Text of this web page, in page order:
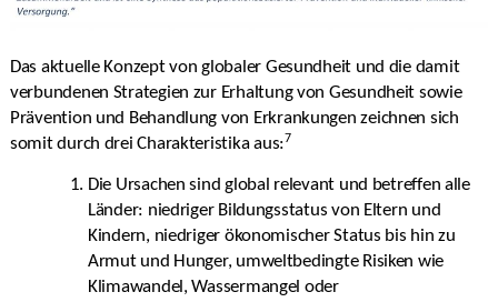
Das aktuelle Konzept von globaler Gesundheit und die damit
verbundenen Strategien zur Erhaltung von Gesundheit sowie
Prävention und Behandlung von Erkrankungen zeichnen sich
somit durch drei Charakteristika aus:7
Die Ursachen sind global relevant und betreffen alle
Länder: niedriger Bildungsstatus von Eltern und
Kindern, niedriger ökonomischer Status bis hin zu
Armut und Hunger, umweltbedingte Risiken wie
Klimawandel, Wassermangel oder